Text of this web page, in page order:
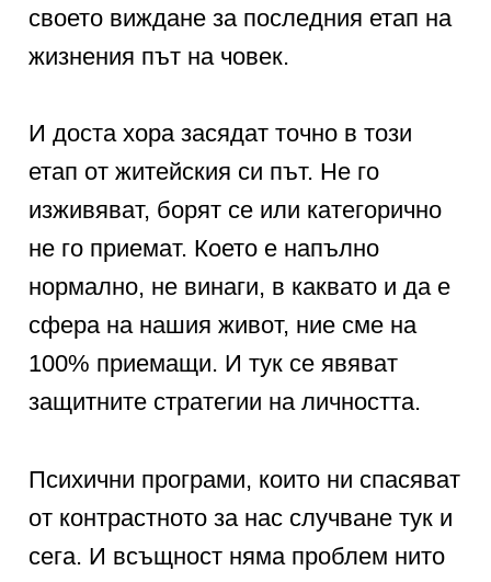
своето виждане за последния етап на
жизнения път на човек.
И доста хора засядат точно в този
етап от житейския си път. Не го
изживяват, борят се или категорично
не го приемат. Което е напълно
нормално, не винаги, в каквато и да е
сфера на нашия живот, ние сме на
100% приемащи. И тук се явяват
защитните стратегии на личността.
Психични програми, които ни спасяват
от контрастното за нас случване тук и
сега. И всъщност няма проблем нито